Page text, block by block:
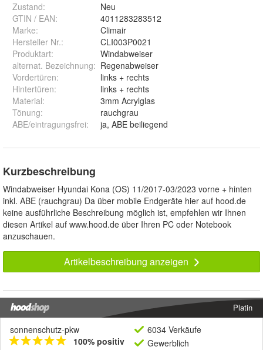
Zustand:
Neu
GTIN / EAN:
4011283283512
Marke:
Climair
Hersteller Nr.:
CLI003P0021
Produktart:
Windabweiser
alternat. Bezeichnung: Regenabweiser
Vordertüren:
links + rechts
Hintertüren:
links + rechts
Material:
3mm Acrylglas
Tönung:
rauchgrau
ABE/eintragungsfrei: ja, ABE beiliegend
Kurzbeschreibung
Windabweiser Hyundai Kona (OS) 11/2017-03/2023 vorne + hinten
inkl. ABE (rauchgrau) Da über mobile Endgeräte hier auf hood.de
keine ausführliche Beschreibung möglich ist, empfehlen wir Ihnen
diesen Artikel auf www.hood.de über Ihren PC oder Notebook
anzuschauen.
Artikelbeschreibung anzeigen
Platin
sonnenschutz-pkw
100% positiv
6034 Verkäufe
Gewerblich